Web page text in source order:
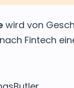
wird von
Fintech